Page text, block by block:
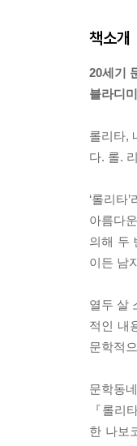
책소개
20세기
블라디
롤리타,
다. 롤.
‘롤리타
아름다
의해 두
이든 남
열두 살
적인 내
문학적
문학동
『롤리
한 나보